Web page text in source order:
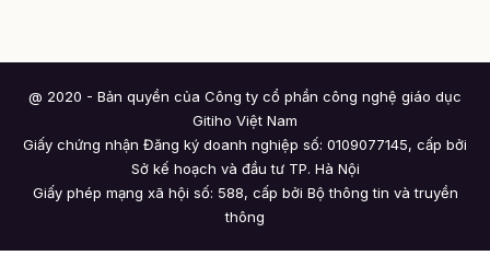
@ 2020 - Bản quyền của Công ty cổ phần công nghệ giáo dục
Gitiho Việt Nam
Giấy chứng nhận Đăng ký doanh nghiệp số: 0109077145, cấp bởi
Sở kế hoạch và đầu tư TP. Hà Nội
Giấy phép mạng xã hội số: 588, cấp bởi Bộ thông tin và truyền
thông